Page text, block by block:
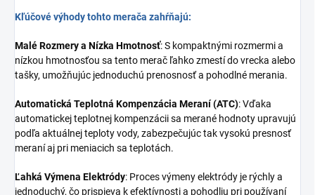
Kľúčové výhody tohto merača zahŕňajú:
Malé Rozmery a Nízka Hmotnosť: S kompaktnými rozmermi a
nízkou hmotnosťou sa tento merač ľahko zmestí do vrecka alebo
tašky, umožňujúc jednoduchú prenosnosť a pohodlné merania.
Automatická Teplotná Kompenzácia Meraní (ATC): Vďaka
automatickej teplotnej kompenzácii sa merané hodnoty upravujú
podľa aktuálnej teploty vody, zabezpečujúc tak vysokú presnosť
meraní aj pri meniacich sa teplotách.
Ľahká Výmena Elektródy: Proces výmeny elektródy je rýchly a
jednoduchý, čo prispieva k efektívnosti a pohodliu pri používaní